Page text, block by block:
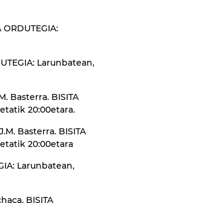
Larunbatean,
Basterra. BISITA
20:00etara.
Basterra. BISITA
20:00etara
Larunbatean,
BISITA